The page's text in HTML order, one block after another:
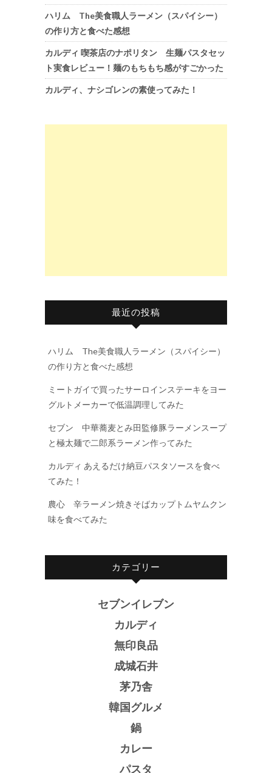
ハリム The美食職人ラーメン（スパイシー）
の作り方と食べた感想
カルディ 喫茶店のナポリタン 生麺パスタセッ
ト実食レビュー！麺のもちもち感がすごかった
カルディ、ナシゴレンの素使ってみた！
最近の投稿
ハリム The美食職人ラーメン（スパイシー）
の作り方と食べた感想
ミートガイで買ったサーロインステーキをヨー
グルトメーカーで低温調理してみた
セブン 中華蕎麦とみ田監修豚ラーメンスープ
と極太麺で二郎系ラーメン作ってみた
カルディ あえるだけ納豆パスタソースを食べ
てみた！
農心 辛ラーメン焼きそばカップトムヤムクン
味を食べてみた
カテゴリー
セブンイレブン
カルディ
無印良品
成城石井
茅乃舎
韓国グルメ
鍋
カレー
パスタ